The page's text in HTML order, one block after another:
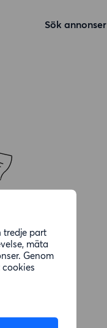
tredje part
mäta
Genom
Sök annonser
borttagen